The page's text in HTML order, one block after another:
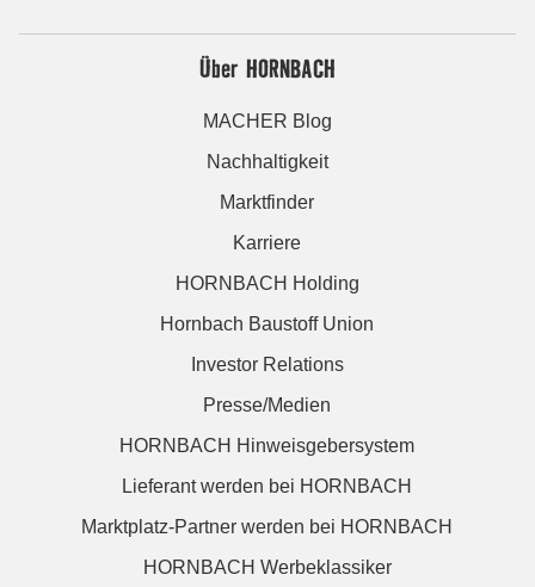
Über HORNBACH
MACHER Blog
Nachhaltigkeit
Marktfinder
Karriere
HORNBACH Holding
Hornbach Baustoff Union
Investor Relations
Presse/Medien
HORNBACH Hinweisgebersystem
Lieferant werden bei HORNBACH
Marktplatz-Partner werden bei HORNBACH
HORNBACH Werbeklassiker